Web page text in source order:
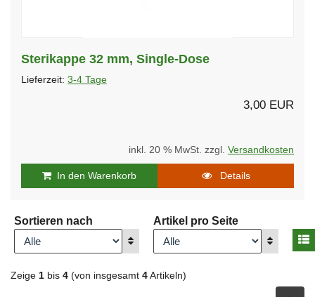
Sterikappe 32 mm, Single-Dose
Lieferzeit: 3-4 Tage
3,00 EUR
inkl. 20 % MwSt. zzgl. Versandkosten
In den Warenkorb Details
Sortieren nach
Anzeigen
Artikel pro Seite
Anzeigen
Zeige 1 bis 4 (von insgesamt 4 Artikeln)